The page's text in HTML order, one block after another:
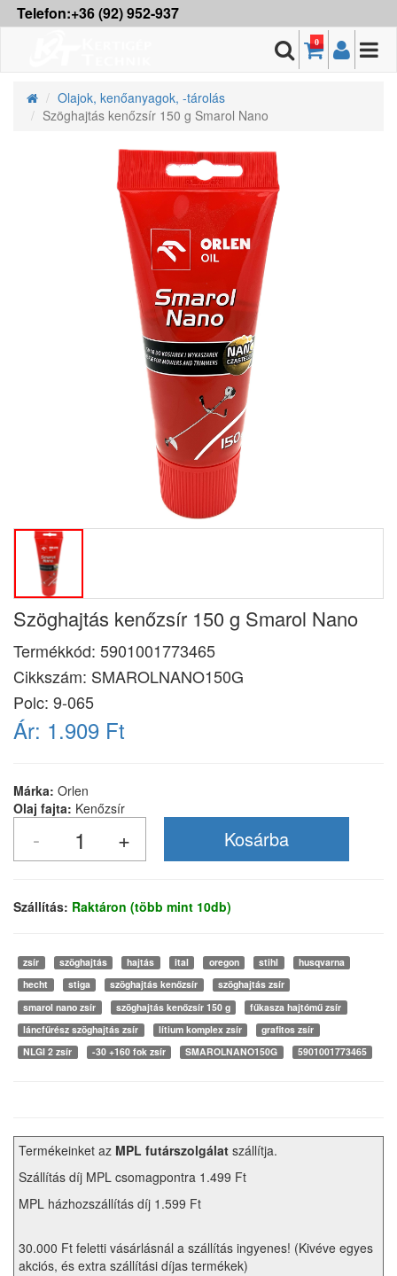
Telefon:+36 (92) 952-937
0
Olajok, kenőanyagok, -tárolás
Szöghajtás kenőzsír 150 g Smarol Nano
Szöghajtás kenőzsír 150 g Smarol Nano
Termékkód: 5901001773465
Cikkszám: SMAROLNANO150G
Polc: 9-065
Ár: 1.909 Ft
Márka: Orlen
Olaj fajta: Kenőzsír
Szállítás: Raktáron (több mint 10db)
zsír szöghajtás hajtás ital oregon stihl
husqvarna
hecht
stiga szöghajtás kenőzsír
szöghajtás zsír
smarol nano zsír
szöghajtás kenőzsír 150 g
fűkasza hajtómű zsír
láncfűrész szöghajtás zsír
lítium komplex zsír
grafitos zsír
NLGI 2 zsír
-30 +160 fok zsír SMAROLNANO150G 5901001773465
Termékeinket az MPL futárszolgálat szállítja.
Szállítás díj MPL csomagpontra 1.499 Ft
MPL házhozszállítás díj 1.599 Ft
30.000 Ft feletti vásárlásnál a szállítás ingyenes! (Kivéve egyes
akciós, és extra szállítási díjas termékek)